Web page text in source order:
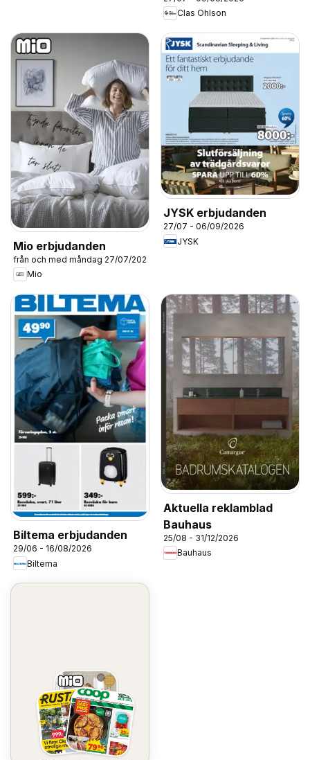
Clas Ohlson
Mio erbjudanden
från och med måndag 27/07/2026
Mio
JYSK erbjudanden
27/07 - 06/09/2026
JYSK
Biltema erbjudanden
29/06 - 16/08/2026
Biltema
Aktuella reklamblad
Bauhaus
25/08 - 31/12/2026
Bauhaus